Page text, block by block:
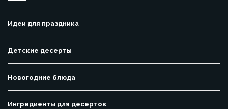
Идеи для праздника
Детские десерты
Новогодние блюда
Ингредиенты для десертов